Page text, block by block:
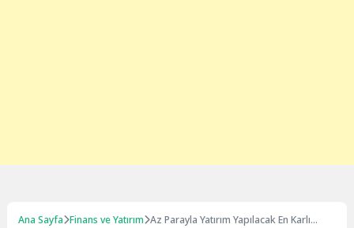
Ana Sayfa Finans ve Yatırım Az Parayla Yatırım Yapılacak En Karlı